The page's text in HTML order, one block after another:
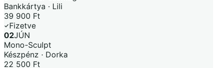
Bankkártya · Lili
39 900 Ft
Fizetve
02JÚN
Mono-Sculpt
Készpénz · Dorka
22 500 Ft